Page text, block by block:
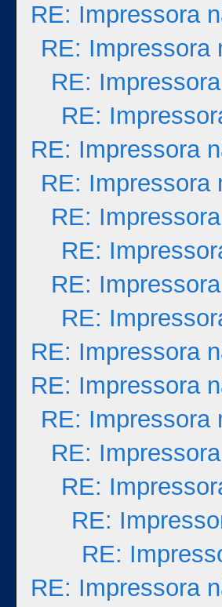
RE: Impressora
RE: Impressora
RE:
RE:
RE: Impressora
RE: Impressora
RE:
RE:
RE:
RE:
RE: Impressora
RE: Impressora
RE: Impressora
RE:
RE:
RE:
RE:
RE: Impressora